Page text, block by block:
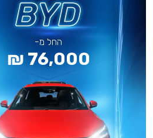
החל מ-
76,000 ₪